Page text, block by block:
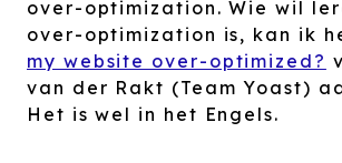
over-optimization. Wie wil
over-optimization is, kan ik
my website over-optimized?
van der Rakt (Team Yoast)
Het is wel in het Engels.